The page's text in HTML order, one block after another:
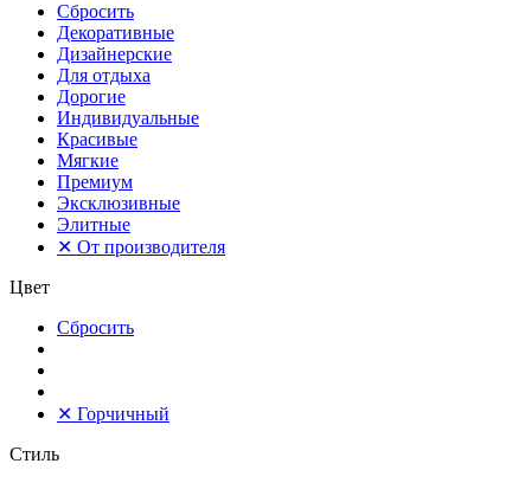
Сбросить
Декоративные
Дизайнерские
Для отдыха
Дорогие
Индивидуальные
Красивые
Мягкие
Премиум
Эксклюзивные
Элитные
✕ От производителя
Цвет
Сбросить
✕ Горчичный
Стиль